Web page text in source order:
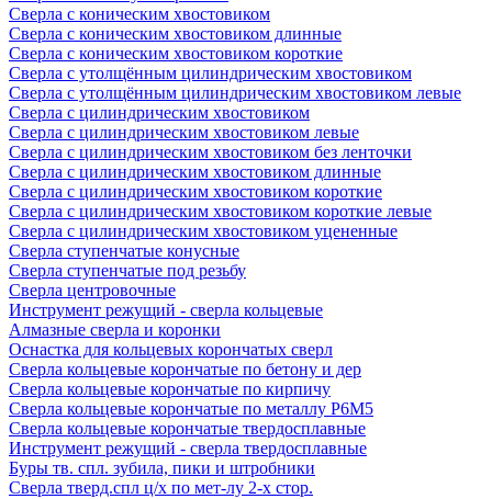
Сверла с коническим хвостовиком
Сверла с коническим хвостовиком длинные
Сверла с коническим хвостовиком короткие
Сверла с утолщённым цилиндрическим хвостовиком
Сверла с утолщённым цилиндрическим хвостовиком левые
Сверла с цилиндрическим хвостовиком
Сверла с цилиндрическим хвостовиком левые
Сверла с цилиндрическим хвостовиком без ленточки
Сверла с цилиндрическим хвостовиком длинные
Сверла с цилиндрическим хвостовиком короткие
Сверла с цилиндрическим хвостовиком короткие левые
Сверла с цилиндрическим хвостовиком уцененные
Сверла ступенчатые конусные
Сверла ступенчатые под резьбу
Сверла центровочные
Инструмент режущий - сверла кольцевые
Алмазные сверла и коронки
Оснастка для кольцевых корончатых сверл
Сверла кольцевые корончатые по бетону и дер
Сверла кольцевые корончатые по кирпичу
Сверла кольцевые корончатые по металлу Р6М5
Сверла кольцевые корончатые твердосплавные
Инструмент режущий - сверла твердосплавные
Буры тв. спл. зубила, пики и штробники
Сверла тверд.спл ц/х по мет-лу 2-х стор.